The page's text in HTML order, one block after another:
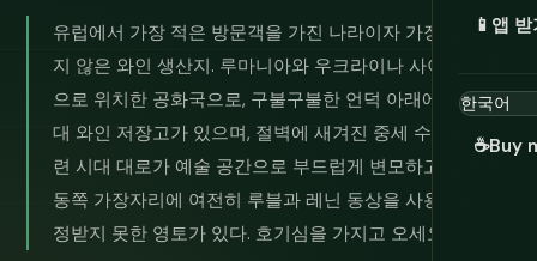
📱 앱 받
☕Buy
유럽에서 가장 적은 방문객을 가진 나라이자 가장 알려지
지 않은 와인 생산지. 루마니아와 우크라이나 사이에 내륙
으로 위치한 공화국으로, 구불구불한 언덕 아래에 세계 최
대 와인 저장고가 있으며, 절벽에 새겨진 중세 수도원, 소
련 시대 대로가 예술 공간으로 부드럽게 변모하고 있으며,
동쪽 가장자리에 여전히 루블과 레닌 동상을 사용하는 인
정받지 못한 영토가 있다. 호기심을 가지고 오세요.